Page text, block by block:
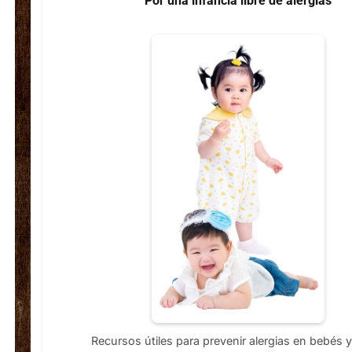
Por una infancia libre de alergias
Recursos útiles para prevenir alergias en bebés